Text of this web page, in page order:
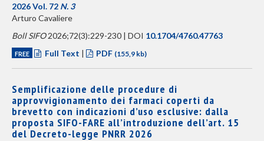
2026 Vol. 72 N. 3
Arturo Cavaliere
Boll SIFO2026;72(3):229-230 | DOI 10.1704/4760.47763
FREE Full Text | PDF (155,9 kb)
Semplificazione delle procedure di
approvvigionamento dei farmaci coperti da
brevetto con indicazioni d’uso esclusive: dalla
proposta SIFO-FARE all’introduzione dell’art. 15
del Decreto-legge PNRR 2026